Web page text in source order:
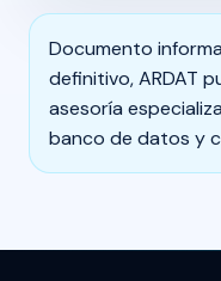
Documento
definitivo, ARDAT
asesoría
banco de datos y